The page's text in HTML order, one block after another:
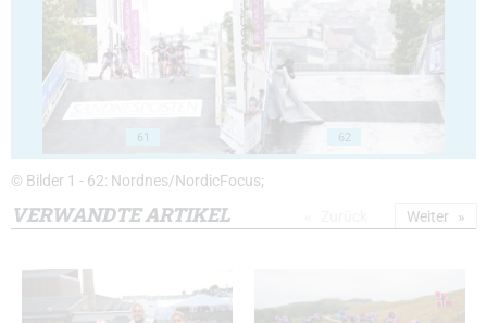
61 62
© Bilder 1 - 62: Nordnes/NordicFocus;
VERWANDTE ARTIKEL Weiter